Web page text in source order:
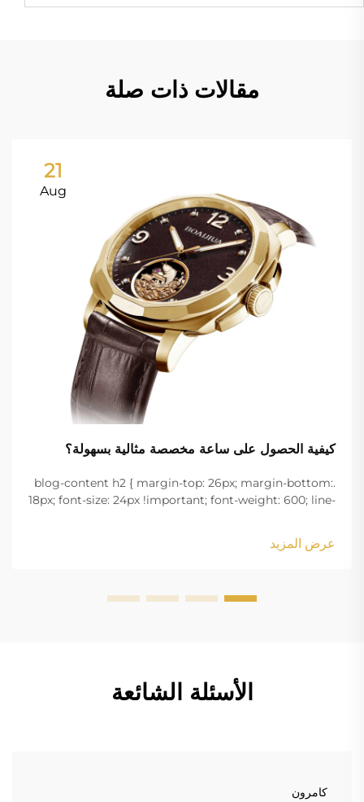
مقالات ذات صلة
21
Aug
كيفية الحصول على ساعة مخصصة مثالية بسهولة؟
.blog-content h2 { margin-top: 26px; margin-bottom:
18px; font-size: 24px !important; font-weight: 600; line-
margin-bottom: 18px; font-size: 20px !important; font-
w...
عرض المزيد
الأسئلة الشائعة
كامرون